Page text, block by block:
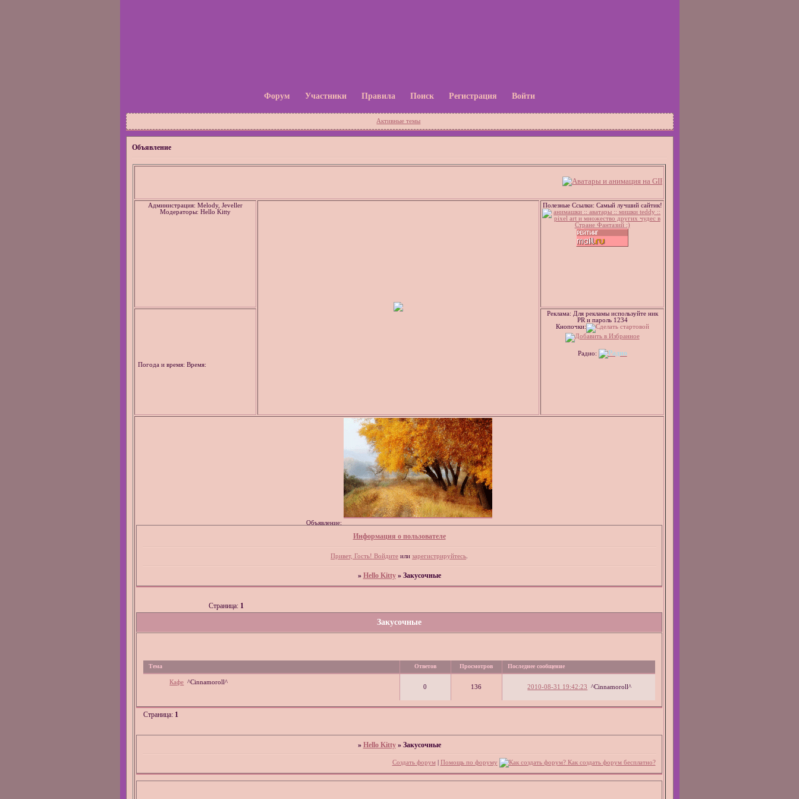
Форум Участники Правила Поиск Регистрация Войти
Активные темы
Объявление
Администрация: Melody, Jeveller
Модераторы: Hello Kitty
Полезные Ссылки: Самый лучший сайтик!
Погода и время: Время:
Реклама: Для рекламы используйте ник
PR и пароль 1234
Кнопочки:
Радио:
Объявление:
Информация о пользователе
Привет, Гость! Войдите илизарегистрируйтесь
» Hello Kitty » Закусочные
Закусочные
Страница: 1
Тема Ответов Просмотров Последнее сообщение
Кафе ^Cinnamoroll^
0 136 2010-08-31 19:42:23 ^Cinnamoroll^
Страница: 1
» Hello Kitty » Закусочные
Создать форум| Помощь по форуму